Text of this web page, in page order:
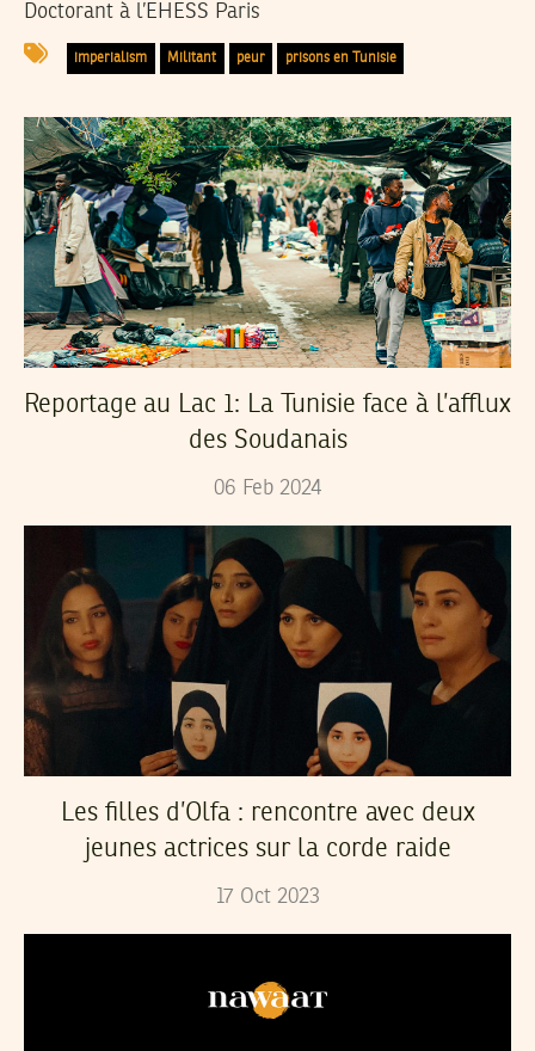
Doctorant à l’EHESS Paris
imperialism Militant peur prisons en Tunisie
Reportage au Lac 1: La Tunisie face à l’afflux
des Soudanais
06 Feb 2024
Les filles d’Olfa : rencontre avec deux
jeunes actrices sur la corde raide
17 Oct 2023